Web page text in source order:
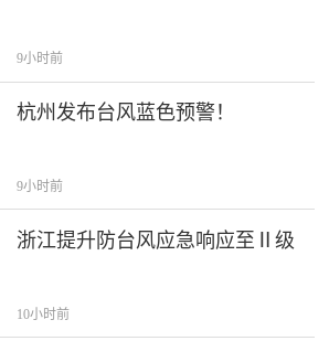
9小时前
杭州发布台风蓝色预警！
9小时前
浙江提升防台风应急响应至Ⅱ级
10小时前